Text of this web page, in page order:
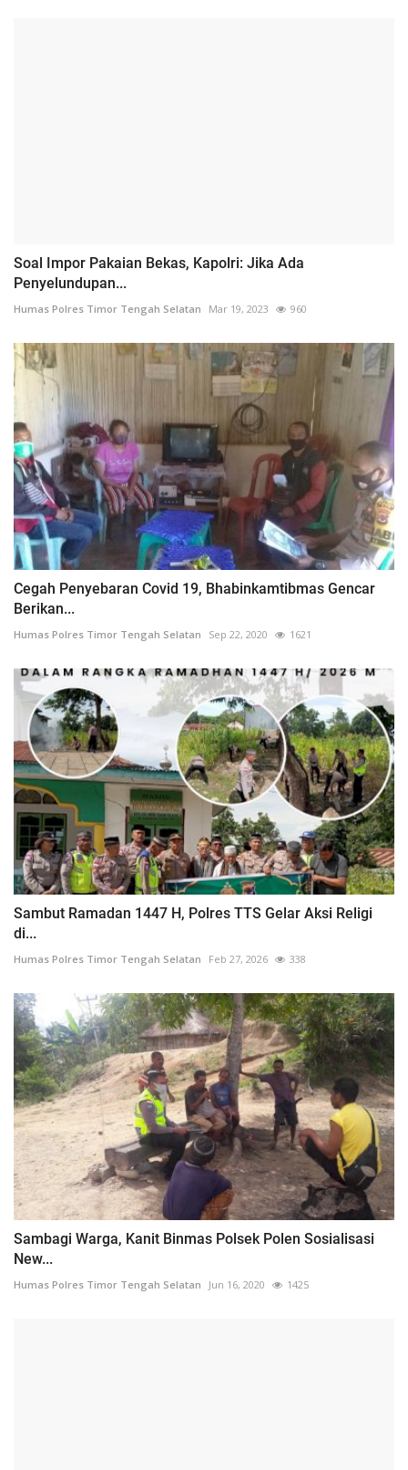
Soal Impor Pakaian Bekas, Kapolri: Jika Ada
Penyelundupan...
Humas Polres Timor Tengah Selatan Mar 19, 2023 960
Cegah Penyebaran Covid 19, Bhabinkamtibmas Gencar
Berikan...
Humas Polres Timor Tengah Selatan Sep 22, 2020 1621
Sambut Ramadan 1447 H, Polres TTS Gelar Aksi Religi
di...
Humas Polres Timor Tengah Selatan Feb 27, 2026 338
Sambagi Warga, Kanit Binmas Polsek Polen Sosialisasi
New...
Humas Polres Timor Tengah Selatan Jun 16, 2020 1425